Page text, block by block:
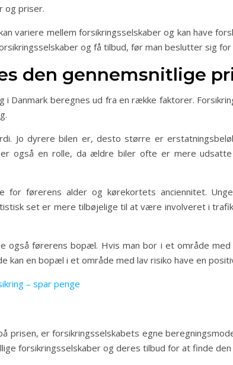
og priser.
variere mellem forsikringsselskaber og kan have
og få tilbud, før man beslutter sig for
den gennemsnitlige
i Danmark beregnes ud fra en række faktorer.
Jo dyrere bilen er, desto større er
også en rolle, da ældre biler ofte er mere
for førerens alder og kørekortets anciennitet.
set er mere tilbøjelige til at være involveret i
også førerens bopæl. Hvis man bor i et område
kan en bopæl i et område med lav risiko have en
– spar penge
prisen, er forsikringsselskabets egne
forsikringsselskaber og deres tilbud for at finde